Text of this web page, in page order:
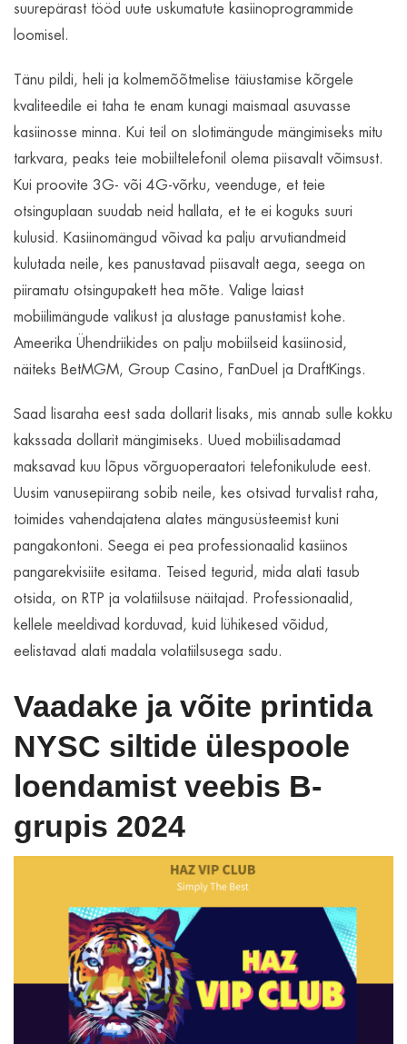
suurepärast tööd uute uskumatute kasiinoprogrammide
loomisel.
Tänu pildi, heli ja kolmemõõtmelise täiustamise kõrgele
kvaliteedile ei taha te enam kunagi maismaal asuvasse
kasiinosse minna. Kui teil on slotimängude mängimiseks mitu
tarkvara, peaks teie mobiiltelefonil olema piisavalt võimsust.
Kui proovite 3G- või 4G-võrku, veenduge, et teie
otsinguplaan suudab neid hallata, et te ei koguks suuri
kulusid. Kasiinomängud võivad ka palju arvutiandmeid
kulutada neile, kes panustavad piisavalt aega, seega on
piiramatu otsingupakett hea mõte. Valige laiast
mobiilimängude valikust ja alustage panustamist kohe.
Ameerika Ühendriikides on palju mobiilseid kasiinosid,
näiteks BetMGM, Group Casino, FanDuel ja DraftKings.
Saad lisaraha eest sada dollarit lisaks, mis annab sulle kokku
kakssada dollarit mängimiseks. Uued mobiilisadamad
maksavad kuu lõpus võrguoperaatori telefonikulude eest.
Uusim vanusepiirang sobib neile, kes otsivad turvalist raha,
toimides vahendajatena alates mängusüsteemist kuni
pangakontoni. Seega ei pea professionaalid kasiinos
pangarekvisiite esitama. Teised tegurid, mida alati tasub
otsida, on RTP ja volatiilsuse näitajad. Professionaalid,
kellele meeldivad korduvad, kuid lühikesed võidud,
eelistavad alati madala volatiilsusega sadu.
Vaadake ja võite printida
NYSC siltide ülespoole
loendamist veebis B-
grupis 2024